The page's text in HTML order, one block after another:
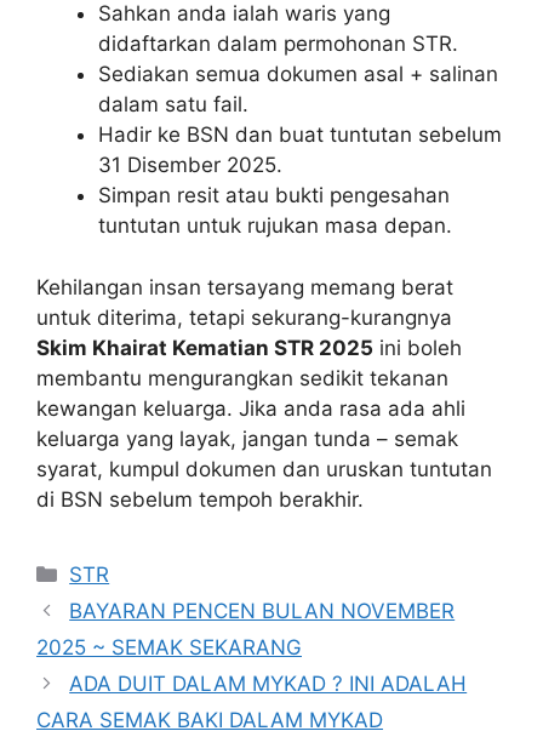
Sahkan anda ialah waris yang
didaftarkan dalam permohonan STR.
Sediakan semua dokumen asal + salinan
dalam satu fail.
Hadir ke BSN dan buat tuntutan sebelum
31 Disember 2025.
Simpan resit atau bukti pengesahan
tuntutan untuk rujukan masa depan.
Kehilangan insan tersayang memang berat
untuk diterima, tetapi sekurang-kurangnya
Skim Khairat Kematian STR 2025 ini boleh
membantu mengurangkan sedikit tekanan
kewangan keluarga. Jika anda rasa ada ahli
keluarga yang layak, jangan tunda – semak
syarat, kumpul dokumen dan uruskan tuntutan
di BSN sebelum tempoh berakhir.
Categories
STR
BAYARAN PENCEN BULAN NOVEMBER
2025 ~ SEMAK SEKARANG
ADA DUIT DALAM MYKAD ? INI ADALAH
CARA SEMAK BAKI DALAM MYKAD